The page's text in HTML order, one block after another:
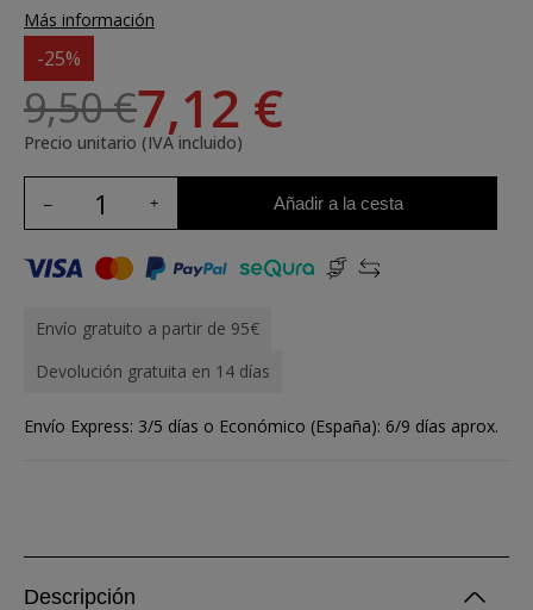
Más información
-25%
9,50 €7,12 €
Precio unitario (IVA incluido)
Añadir a la cesta
Envío gratuito a partir de 95€
Devolución gratuita en 14 días
Envío Express: 3/5 días o Económico (España): 6/9 días aprox.
Descripción